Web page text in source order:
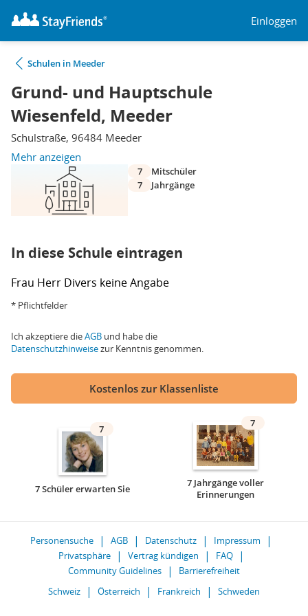
Einloggen
Schulen in Meeder
Grund- und Hauptschule
Wiesenfeld, Meeder
Schulstraße, 96484 Meeder
Mehr anzeigen
7
Mitschüler
7
Jahrgänge
In diese Schule eintragen
Frau Herr Divers keine Angabe
* Pflichtfelder
Ich akzeptiere dieAGB und habe die
Datenschutzhinweisezur Kenntnis genommen.
Kostenlos zur Klassenliste
7
7 Schüler erwarten Sie
7
7 Jahrgänge voller
Erinnerungen
Personensuche AGB Datenschutz
Impressum
Privatsphäre
Vertrag kündigen
FAQ
Community Guidelines
Barrierefreiheit
Schweiz
Österreich Frankreich Schweden